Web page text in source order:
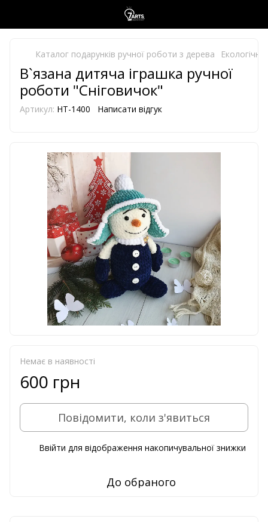
Каталог подарунків ручної роботи з дерева
В`язана дитяча іграшка ручної
роботи "Сніговичок"
Артикул: HT-1400 Написати відгук
Немає в наявності
600 грн
Повідомити, коли з'явиться
Ввійти для відображення накопичувальної знижки
До обраного